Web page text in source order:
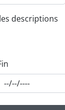
descriptions